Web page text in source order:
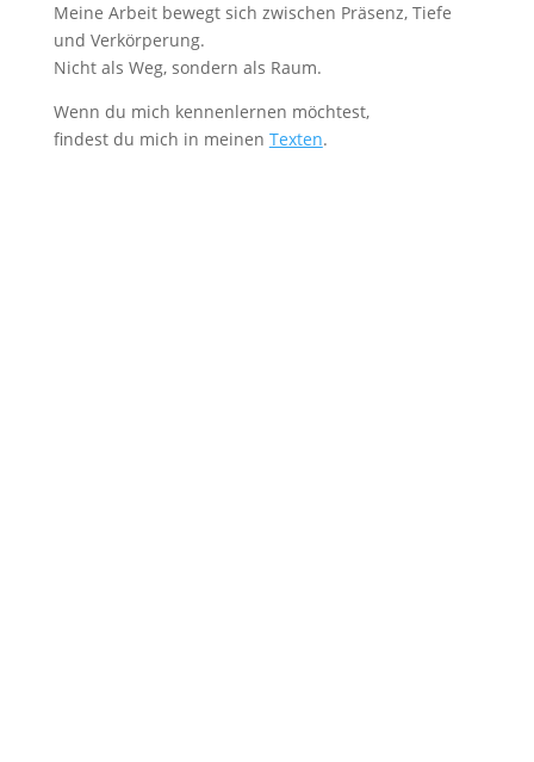
Meine Arbeit bewegt sich zwischen Präsenz, Tiefe
und Verkörperung.
Nicht als Weg, sondern als Raum.
Wenn du mich kennenlernen möchtest,
findest du mich in meinen Texten.